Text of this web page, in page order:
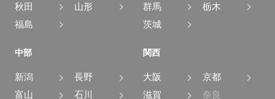
パワー
ステアリング
Wエアコン
秋田
山形
福島
群馬
栃木
茨城
中部
新潟
長野
富山
石川
関西
大阪
京都
滋賀
奈良